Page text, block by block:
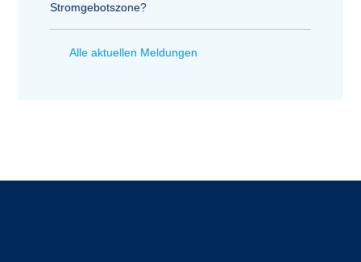
Stromgebotszone?
Alle aktuellen Meldungen